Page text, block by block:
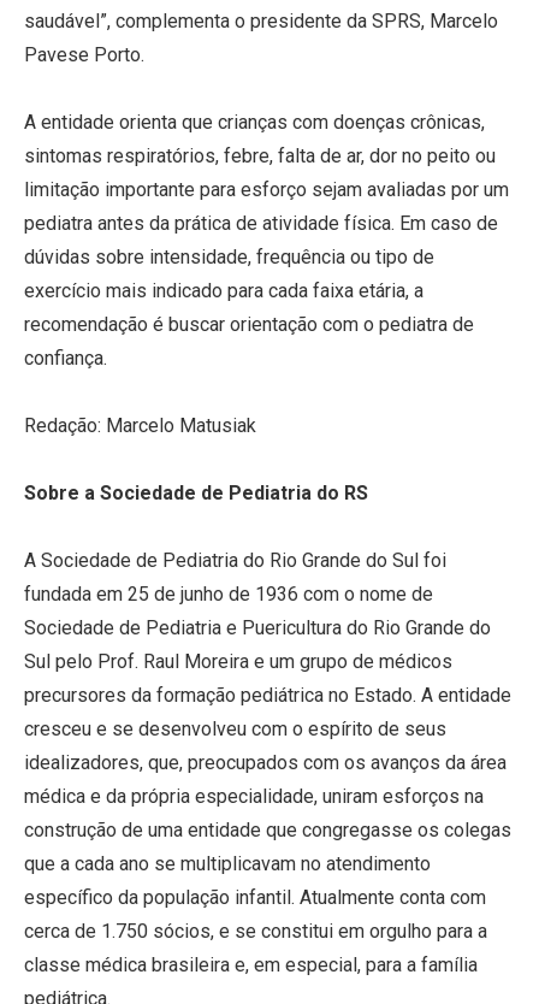
saudável”, complementa o presidente da SPRS, Marcelo
Pavese Porto.
A entidade orienta que crianças com doenças crônicas,
sintomas respiratórios, febre, falta de ar, dor no peito ou
limitação importante para esforço sejam avaliadas por um
pediatra antes da prática de atividade física. Em caso de
dúvidas sobre intensidade, frequência ou tipo de
exercício mais indicado para cada faixa etária, a
recomendação é buscar orientação com o pediatra de
confiança.
Redação: Marcelo Matusiak
Sobre a Sociedade de Pediatria do RS
A Sociedade de Pediatria do Rio Grande do Sul foi
fundada em 25 de junho de 1936 com o nome de
Sociedade de Pediatria e Puericultura do Rio Grande do
Sul pelo Prof. Raul Moreira e um grupo de médicos
precursores da formação pediátrica no Estado. A entidade
cresceu e se desenvolveu com o espírito de seus
idealizadores, que, preocupados com os avanços da área
médica e da própria especialidade, uniram esforços na
construção de uma entidade que congregasse os colegas
que a cada ano se multiplicavam no atendimento
específico da população infantil. Atualmente conta com
cerca de 1.750 sócios, e se constitui em orgulho para a
classe médica brasileira e, em especial, para a família
pediátrica.